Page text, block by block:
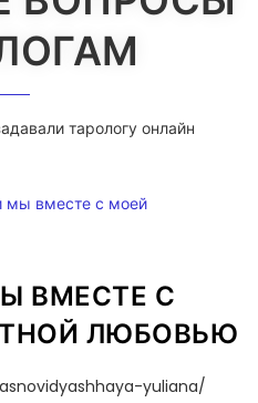
тарологу онлайн
ВМЕСТЕ С
ЛЮБОВЬЮ
yuliana/